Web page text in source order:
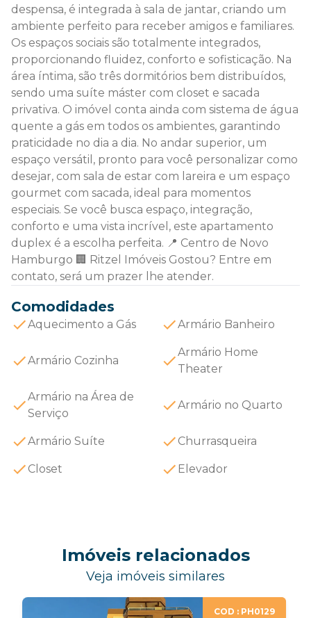
despensa, é integrada à sala de jantar, criando um
ambiente perfeito para receber amigos e familiares.
Os espaços sociais são totalmente integrados,
proporcionando fluidez, conforto e sofisticação. Na
área íntima, são três dormitórios bem distribuídos,
sendo uma suíte máster com closet e sacada
privativa. O imóvel conta ainda com sistema de água
quente a gás em todos os ambientes, garantindo
praticidade no dia a dia. No andar superior, um
espaço versátil, pronto para você personalizar como
desejar, com sala de estar com lareira e um espaço
gourmet com sacada, ideal para momentos
especiais. Se você busca espaço, integração,
conforto e uma vista incrível, este apartamento
duplex é a escolha perfeita. 📍 Centro de Novo
Hamburgo 🏢 Ritzel Imóveis Gostou? Entre em
contato, será um prazer lhe atender.
Comodidades
Aquecimento a Gás Armário Banheiro
Armário Cozinha
Armário Home
Theater
Armário na Área de
Serviço
Armário no Quarto
Armário Suíte Churrasqueira
Closet Elevador
Imóveis relacionados
Veja imóveis similares
COD : PH0129